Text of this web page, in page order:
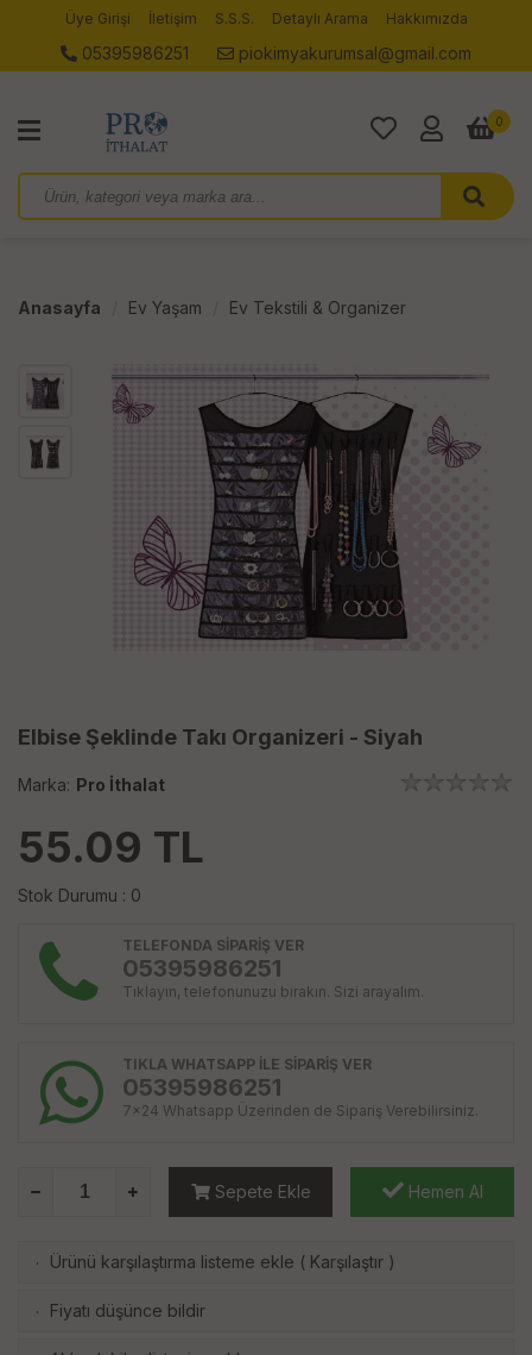
Üye Girişi İletişim S.S.S. Detaylı Arama Hakkımızda
05395986251 piokimyakurumsal@gmail.com
0
Anasayfa Ev Yaşam Ev Tekstili & Organizer
Elbise Şeklinde Takı Organizeri - Siyah
Marka: Pro İthalat
55.09 TL
Stok Durumu : 0
TELEFONDA SİPARİŞ VER
05395986251
Tıklayın, telefonunuzu bırakın. Sizi arayalım.
TIKLA WHATSAPP İLE SİPARİŞ VER
05395986251
7x24 Whatsapp Üzerinden de Sipariş Verebilirsiniz.
Sepete Ekle Hemen Al
· Ürünü karşılaştırma listeme ekle ( Karşılaştır )
· Fiyatı düşünce bildir